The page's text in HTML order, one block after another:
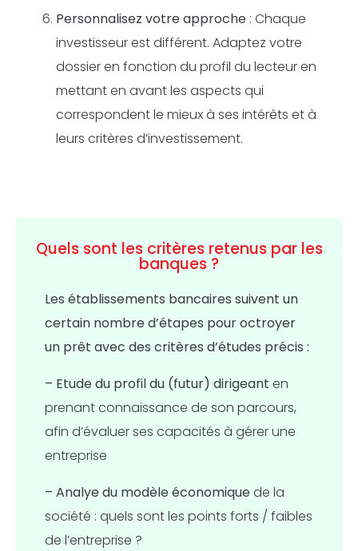
Personnalisez votre approche : Chaque
investisseur est différent. Adaptez votre
dossier en fonction du profil du lecteur en
mettant en avant les aspects qui
correspondent le mieux à ses intérêts et à
leurs critères d’investissement.
Quels sont les critères retenus par les
banques ?
Les établissements bancaires suivent un
certain nombre d’étapes pour octroyer
un prêt avec des critères d’études précis :
– Etude du profil du (futur) dirigeant en
prenant connaissance de son parcours,
afin d’évaluer ses capacités à gérer une
entreprise
– Analye du modèle économiquede la
société : quels sont les points forts / faibles
de l’entreprise ?